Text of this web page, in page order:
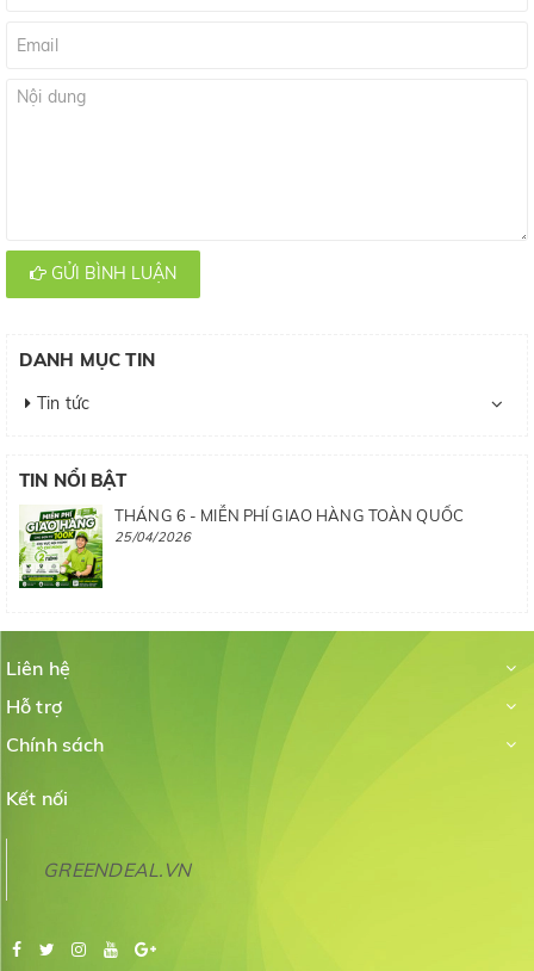
GỬI BÌNH LUẬN
DANH MỤC TIN
Tin tức
TIN NỔI BẬT
THÁNG 6 - MIỄN PHÍ GIAO HÀNG TOÀN QUỐC
25/04/2026
Liên hệ
Hỗ trợ
Chính sách
Kết nối
GREENDEAL.VN